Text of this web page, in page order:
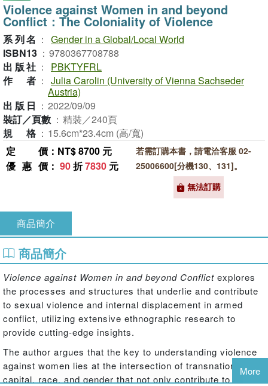
Violence against Women in and beyond
Conflict：The Coloniality of Violence
系列名 ： Gender in a Global/Local World
ISBN13 ： 9780367708788
出版社 ：
PBKTYFRL
作者 ： Julia Carolin (University of Vienna Sachseder
Austria)
出版日 ： 2022/09/09
裝訂／頁數 ： 精裝／240頁
規格 ： 15.6cm*23.4cm (高/寬)
定價 ：NT$ 8700 元
優惠價 ： 90折7830 元
若需訂購本書，請電洽客服 02-
25006600[分機130、131]。
無法訂購
商品簡介
商品簡介
Violence against Women in and beyond Conflict explores
the processes and structures that underlie and contribute
to sexual violence and internal displacement in armed
conflict, utilizing extensive ethnographic research to
provide cutting-edge insights.
The author argues that the key to understanding violence
against women lies at the intersection of transnational
capital, race, and gender that not only contribute to its
More